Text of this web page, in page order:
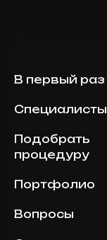
В первый раз
Специалисты
Подобрать
процедуру
Портфолио
Вопросы